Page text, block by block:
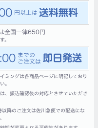
全国一律650円
。
ミングは各商品ページに明記しており
。
、振込確認後の対応とさせていただき
降のご注文は佐川急便での配送にな